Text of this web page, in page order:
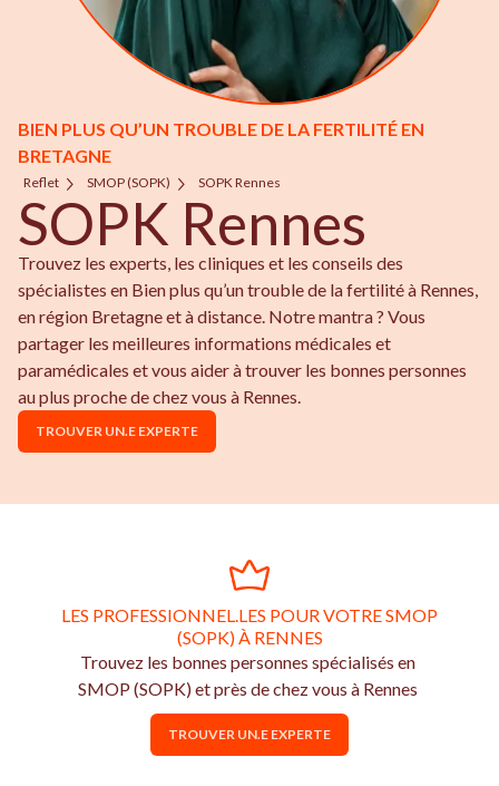
BIEN PLUS QU’UN TROUBLE DE LA FERTILITÉ EN
BRETAGNE
Reflet SMOP (SOPK) SOPK Rennes
SOPK Rennes
Trouvez les experts, les cliniques et les conseils des
spécialistes en Bien plus qu’un trouble de la fertilité à Rennes,
en région Bretagne et à distance. Notre mantra ? Vous
partager les meilleures informations médicales et
paramédicales et vous aider à trouver les bonnes personnes
au plus proche de chez vous à Rennes.
TROUVER UN.E EXPERTE
LES PROFESSIONNEL.LES POUR VOTRE SMOP
(SOPK) À RENNES
Trouvez les bonnes personnes spécialisés en
SMOP (SOPK) et près de chez vous à Rennes
TROUVER UN.E EXPERTE